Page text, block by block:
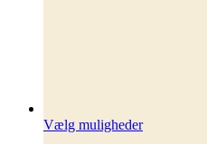
Vælg mulighederDette